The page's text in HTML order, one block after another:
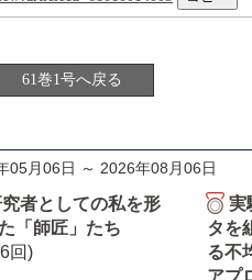
61巻1号へ戻る
05月06日 ～ 2026年08月06日
者としての私を形
「師匠」たち
回)
実
タを
る不
アプ